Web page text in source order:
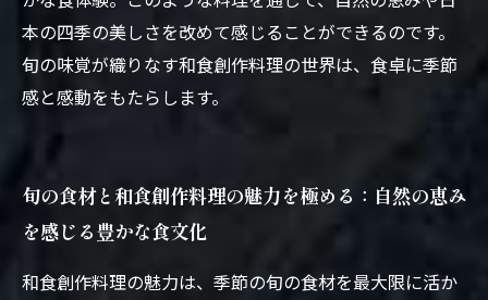
本の四季の美しさを改めて感じることができるのです。
旬の味覚が織りなす和食創作料理の世界は、食卓に季節
感と感動をもたらします。
旬の食材と和食創作料理の魅力を極める：自然の恵み
を感じる豊かな食文化
和食創作料理の魅力は、季節の旬の食材を最大限に活か